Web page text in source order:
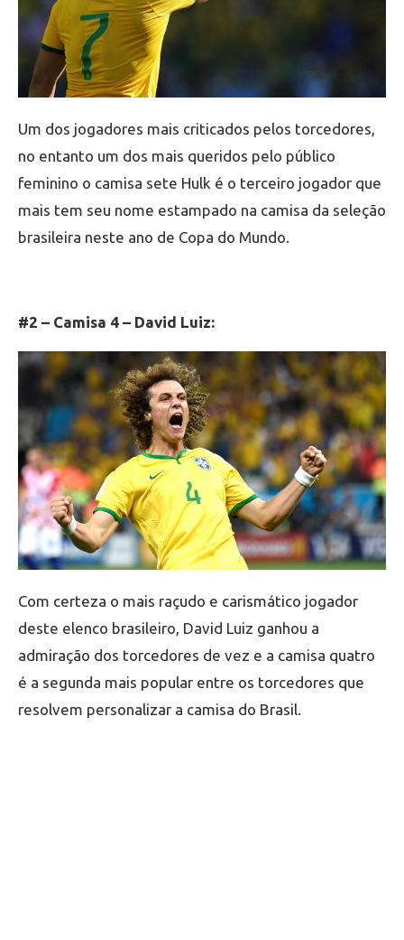
Um dos jogadores mais criticados pelos torcedores,
no entanto um dos mais queridos pelo público
feminino o camisa sete Hulk é o terceiro jogador que
mais tem seu nome estampado na camisa da seleção
brasileira neste ano de Copa do Mundo.
#2 – Camisa 4 – David Luiz:
Com certeza o mais raçudo e carismático jogador
deste elenco brasileiro, David Luiz ganhou a
admiração dos torcedores de vez e a camisa quatro
é a segunda mais popular entre os torcedores que
resolvem personalizar a camisa do Brasil.